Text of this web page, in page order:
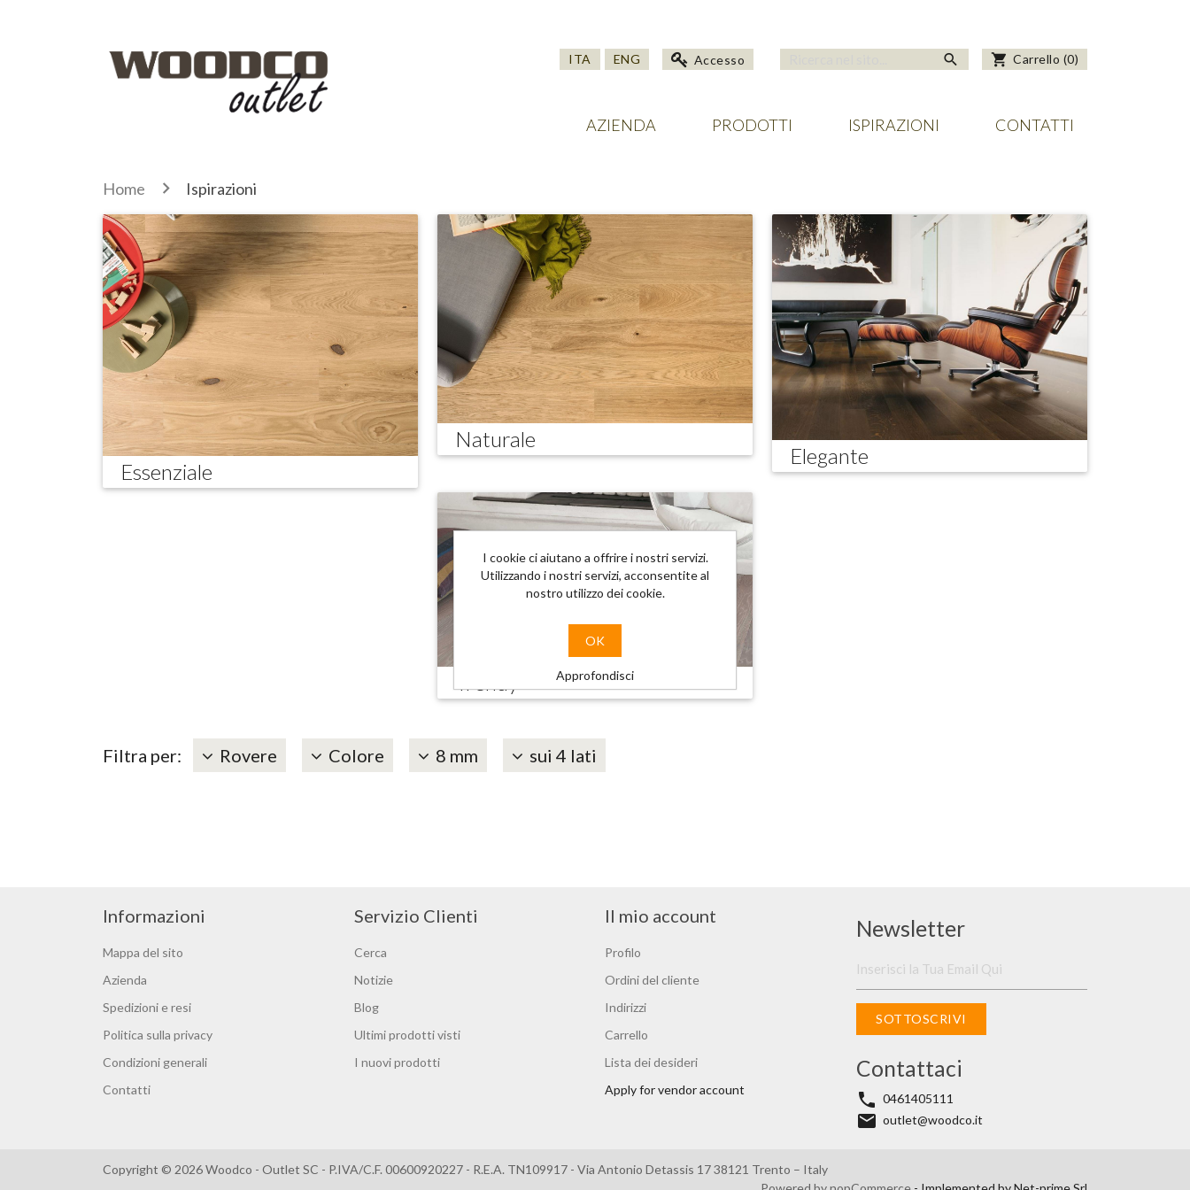
ITA ENG Accesso search Carrello (0)
shopping_cart
AZIENDA PRODOTTI ISPIRAZIONI CONTATTI
Home Ispirazioni
Essenziale
Naturale
Elegante
Trendy
Filtra per: Rovere Colore 8 mm sui 4 lati
Informazioni
Mappa del sito
Azienda
Spedizioni e resi
Politica sulla privacy
Condizioni generali
Contatti
Servizio Clienti
Cerca
Notizie
Blog
Ultimi prodotti visti
I nuovi prodotti
Il mio account
Profilo
Ordini del cliente
Indirizzi
Carrello
Lista dei desideri
Apply for vendor account
Newsletter
SOTTOSCRIVI
Contattaci
phone 0461405111
email outlet@woodco.it
Copyright © 2026 Woodco - Outlet SC - P.IVA/C.F. 00600920227 - R.E.A. TN109917 - Via Antonio Detassis 17 38121 Trento – Italy
I cookie ci aiutano a offrire i nostri servizi.
Utilizzando i nostri servizi, acconsentite al
nostro utilizzo dei cookie.
OK
Approfondisci